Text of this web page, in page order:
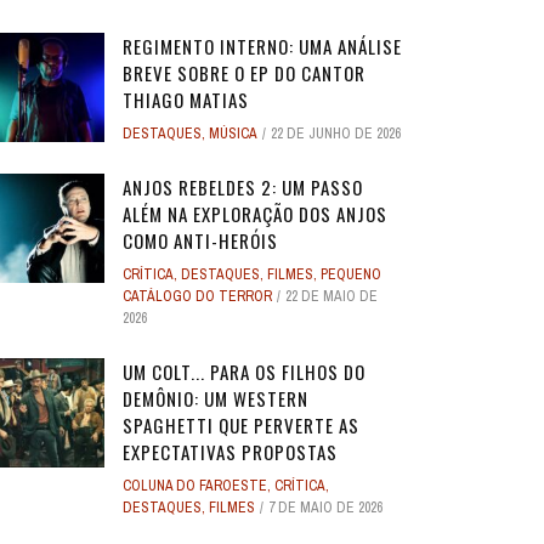
SUPERMAN
17 DE JULHO DE 2025
ANJOS REBELDES: UM EXPERIMENTO
SINGULAR DO CINEMA DE HORROR
DOS ANOS 1990, ...
28 DE ABRIL DE 2026 3
ANJOS REBELDES: UM EXPERIMENTO
SINGULAR DO CINEMA DE HORROR
DOS ANOS 1990, ...
28 DE ABRIL DE 2026 3
VERÃO PASSADO: UMA SÉRIE JUVENIL
...
4 DE JULHO DE 2025 32
MENINO LOBO
31 DE AGOSTO DE 2016
REGIMENTO INTERNO: UMA ANÁLISE
BREVE SOBRE O EP DO CANTOR
THIAGO MATIAS
DESTAQUES, MÚSICA 22 DE JUNHO DE 2026
ANJOS REBELDES 2: UM PASSO
ALÉM NA EXPLORAÇÃO DOS ANJOS
COMO ANTI-HERÓIS
CRÍTICA, DESTAQUES, FILMES, PEQUENO
CATÁLOGO DO TERROR
22 DE MAIO DE
2026
UM COLT... PARA OS FILHOS DO
DEMÔNIO: UM WESTERN
SPAGHETTI QUE PERVERTE AS
EXPECTATIVAS PROPOSTAS
COLUNA DO FAROESTE, CRÍTICA,
DESTAQUES, FILMES 7 DE MAIO DE 2026